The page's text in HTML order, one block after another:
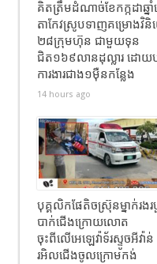
គិតត្រឹមដំណាច់ខែកក្កដាឆ្នាំន
តាកែវស្រូបទាញគម្រោងវិ
២៨ក្រុមហ៊ុន ជាមួយទុន
ជិត១៦៩លានដុល្លារ ដោយប
ការងារជាង១ម៉ឺនកន្លែង
14 hours ago
បុគ្គលិកផែតិចស្រ៊ុនម្នាក់រង
បាក់ជេីងក្រោយលោត
ចុះពីលេីអេឡេវ៉ាទ័រស្ទូចអីវ៉ាន់
រអិលជេីងចូលក្រោមកង់